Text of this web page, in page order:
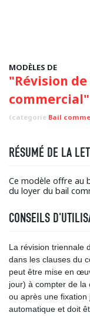
MODÈLES DE
"Révision
commercial"
(categorie Bail
RÉSUMÉ DE LA
Ce modèle offre au
du loyer du bail
CONSEILS
La révision triennale
dans les clauses du
peut être mise en
jour) à compter de la
ou après une fixation
automatique et doit